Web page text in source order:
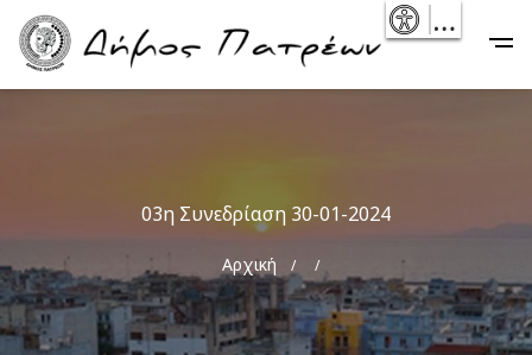
Skip
main
Main
navigation
03η Συνεδρίαση 30-01-2024
Breadcrumb
Αρχική